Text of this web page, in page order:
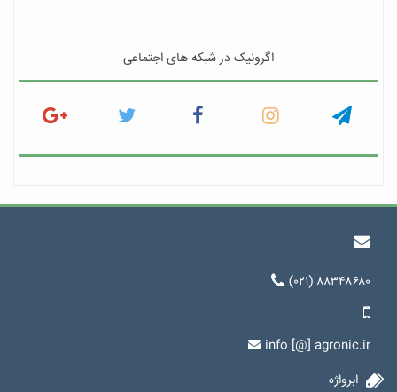
اگرونیک در شبکه های اجتماعی
(۰۲۱) ۸۸۳۴۸۶۸۰
info [@] agronic.ir
ابرواژه